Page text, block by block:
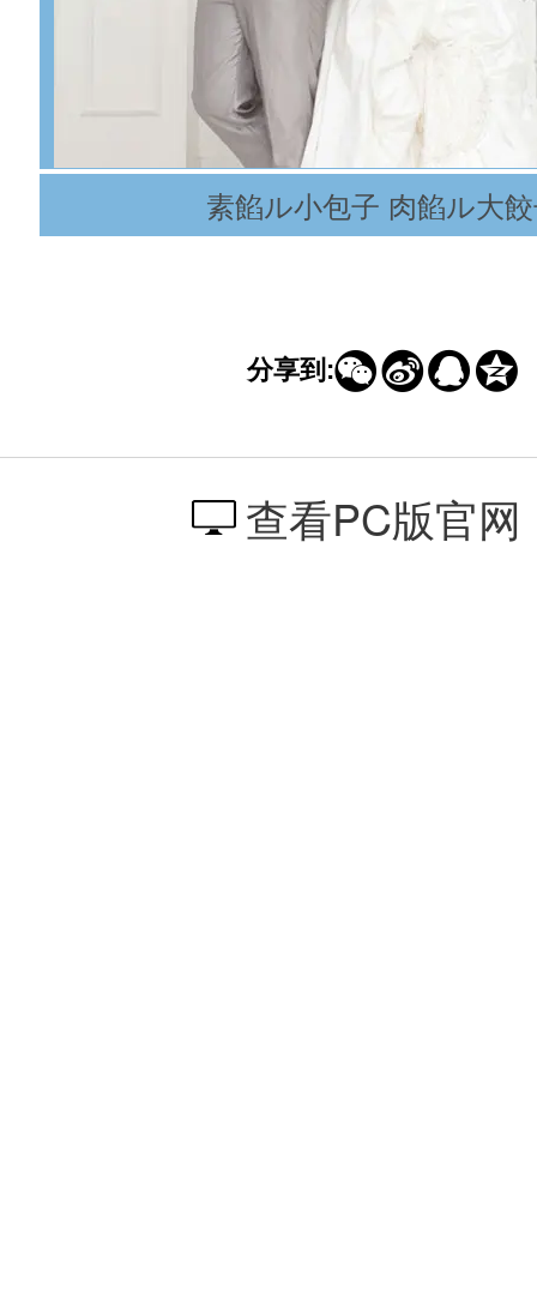
素餡ル小包子 肉餡ル大
//xy3.163.com/m/2022/08/19/
加载ing
分享到:
查看PC版官网